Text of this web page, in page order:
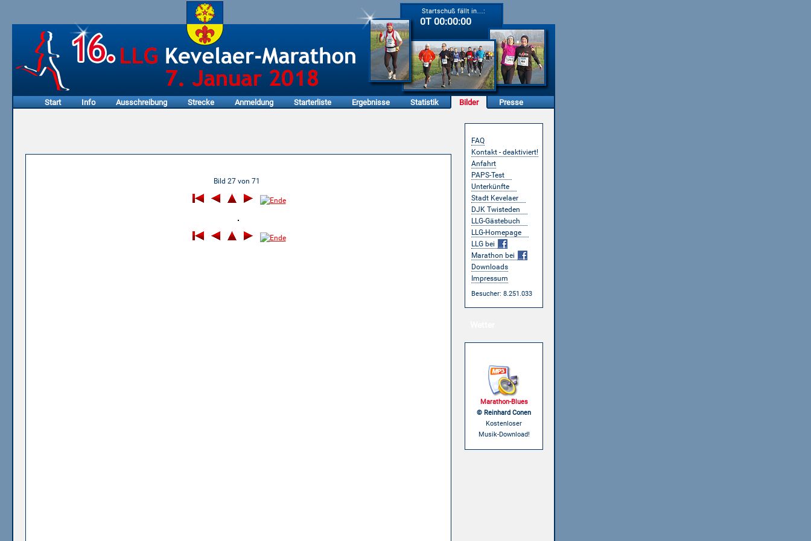
Startschuß fällt in…:
0T 00:00:00
Start Info Ausschreibung Strecke Anmeldung Starterliste Ergebnisse Statistik Bilder Presse
FAQ
Kontakt - deaktiviert!
Anfahrt
PAPS-Test
Unterkünfte
Stadt Kevelaer
DJK Twisteden
LLG-Gästebuch
LLG-Homepage
LLG bei
Marathon bei
Downloads
Impressum
Besucher: 8.251.033
Marathon-Blues
© Reinhard Conen
Kostenloser
Musik-Download!
Bild 27 von 71